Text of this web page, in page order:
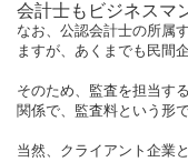
会計士もビジネスマ
なお、公認会計士の所属
ますが、あくまでも民間
そのため、監査を担当す
関係で、監査料という形
当然、クライアント企業